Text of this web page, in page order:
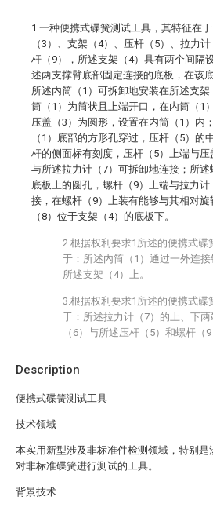
Description
便携式碟簧测试工具
技术领域
本实用新型涉及非标准件检测领域，特别是
对非标准碟簧进行测试的工具。
背景技术
1.一种便携式碟簧测试工具，其特征在
（3）、支架（4）、压杆（5）、拉力
杆（9），所述支架（4）具有两个间隔
述两支撑臂底部固定连接的底板，在该
所述内筒（1）可拆卸地安装在所述支
筒（1）为筒状且上端开口，在内筒（1
压盖（3）为圆形，设置在内筒（1）内
（1）底部的方形孔穿过，压杆（5）的
杆的侧面标有刻度，压杆（5）上端与
与所述拉力计（7）可拆卸地连接；所述
底板上的圆孔，螺杆（9）上端与拉力
接，在螺杆（9）上装有能够与其相对
（8）位于支架（4）的底板下。
2.根据权利要求1所述的便携式碟
于：所述内筒（1）通过一外连
所述支架（4）上。
3.根据权利要求1所述的便携式碟
于：所述拉力计（7）的上、下
（6）与所述压杆（5）和螺杆（9